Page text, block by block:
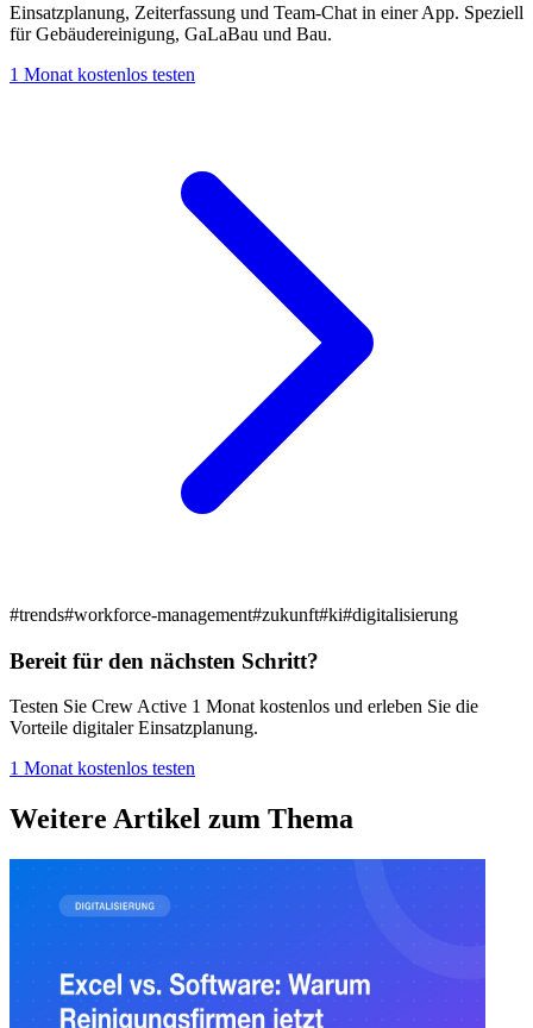
Einsatzplanung, Zeiterfassung und Team-Chat in einer App. Speziell
für Gebäudereinigung, GaLaBau und Bau.
1 Monat kostenlos testen
#trends#workforce-management#zukunft#ki#digitalisierung
Bereit für den nächsten Schritt?
Testen Sie Crew Active 1 Monat kostenlos und erleben Sie die
Vorteile digitaler Einsatzplanung.
1 Monat kostenlos testen
Weitere Artikel zum Thema